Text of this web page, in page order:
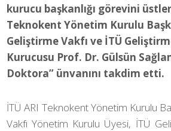
kurucu başkanlığı görevini
Teknokent Yönetim Kurulu
Geliştirme Vakfı ve İTÜ
Kurucusu Prof. Dr. Gülsün
Doktora” ünvanını takdim etti.
İTÜ ARI Teknokent Yönetim Kurulu
Vakfı Yönetim Kurulu Üyesi, İTÜ